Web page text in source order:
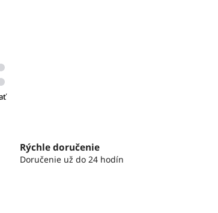
Rýchle doručenie
Doručenie už do 24 hodín